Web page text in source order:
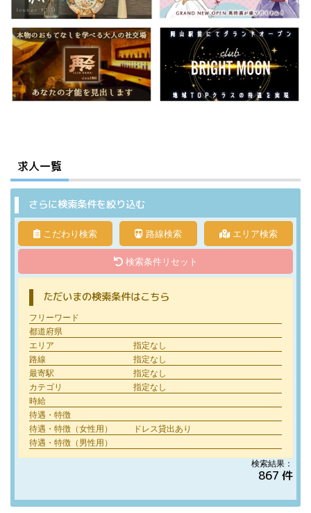
求人一覧
さらに検索条件を絞り込む
こだわり検索 路線検索 エリア検索
検索条件リセット
ただいまの検索条件はこちら
フリーワード
都道府県
エリア
指定なし
路線
指定なし
最寄駅
指定なし
カテゴリ
指定なし
時給
待遇・特徴
待遇・特徴（女性用）
ドレス貸出あり
待遇・特徴（男性用）
検索結果：
867 件